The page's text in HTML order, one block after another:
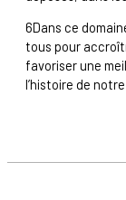
6Dans ce
tous pour
favoriser une
l’histoire de